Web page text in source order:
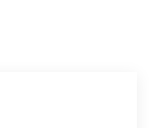
gibt es hier!